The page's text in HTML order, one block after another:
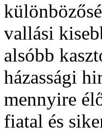
vallási
alsóbb
házassági
mennyire
fiatal és